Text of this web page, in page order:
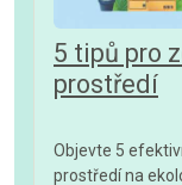
5 tipů pro
prostředí
Objevte 5
prostředí na